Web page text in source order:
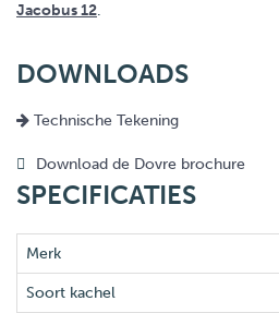
Jacobus 12.
DOWNLOADS
Technische Tekening
Download de Dovre brochure
SPECIFICATIES
Merk
Soort kachel